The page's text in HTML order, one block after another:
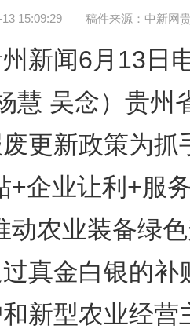
15:09:29 稿件来源：中新网
闻6月13日
慧 吴念）贵州
更新政策为抓
+企业让利+服
动农业装备绿
真金白银的补
新型农业经营